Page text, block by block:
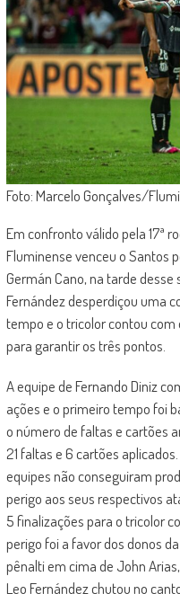
Foto: Marcelo Gonçalves/
Em confronto válido pela 17ª
Fluminense venceu o Santos
Germán Cano, na tarde desse
Fernández desperdiçou uma
tempo e o tricolor contou
para garantir os três pontos.
A equipe de Fernando Diniz
ações e o primeiro tempo foi
o número de faltas e cartões
21 faltas e 6 cartões
equipes não conseguiram
perigo aos seus respectivos
5 finalizações para o tricolor
perigo foi a favor dos donos
pênalti em cima de John
Leo Fernández chutou no